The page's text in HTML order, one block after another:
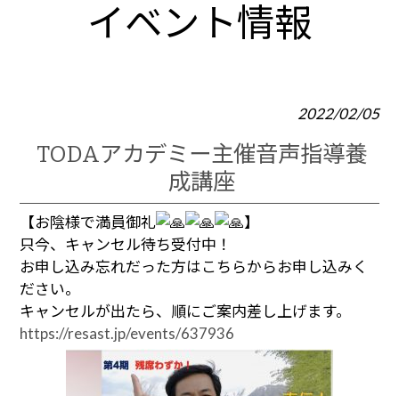
イベント情報
2022/02/05
TODAアカデミー主催音声指導養
成講座
【お陰様で満員御礼
】
只今、キャンセル待ち受付中！
お申し込み忘れだった方はこちらからお申し込みく
ださい。
キャンセルが出たら、順にご案内差し上げます。
https://resast.jp/events/637936